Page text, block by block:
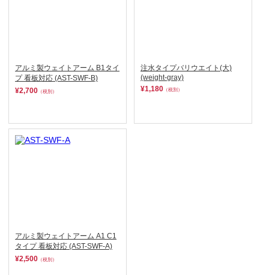
アルミ製ウェイトアーム B1タイ
プ 看板対応 (AST-SWF-B)
¥2,700 （税別）
注水タイプバリウエイト(大)
(weight-gray)
¥1,180 （税別）
アルミ製ウェイトアーム A1 C1
タイプ 看板対応 (AST-SWF-A)
¥2,500 （税別）